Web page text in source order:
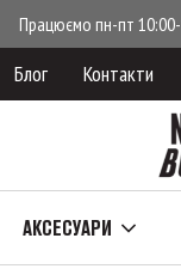
Працюємо пн-пт
Блог Контакти
АКСЕСУАРИ